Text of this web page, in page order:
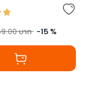
บาท -15 %